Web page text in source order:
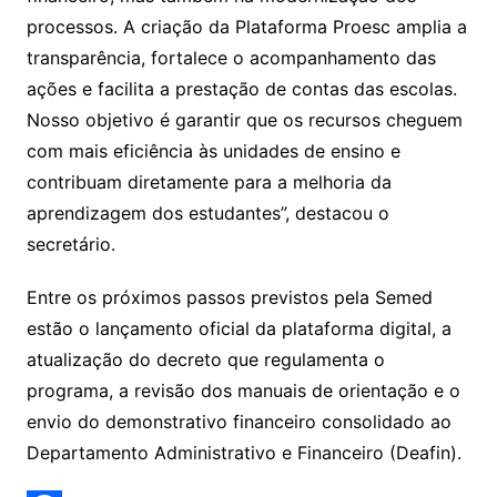
processos. A criação da Plataforma Proesc amplia a
transparência, fortalece o acompanhamento das
ações e facilita a prestação de contas das escolas.
Nosso objetivo é garantir que os recursos cheguem
com mais eficiência às unidades de ensino e
contribuam diretamente para a melhoria da
aprendizagem dos estudantes”, destacou o
secretário.
Entre os próximos passos previstos pela Semed
estão o lançamento oficial da plataforma digital, a
atualização do decreto que regulamenta o
programa, a revisão dos manuais de orientação e o
envio do demonstrativo financeiro consolidado ao
Departamento Administrativo e Financeiro (Deafin).